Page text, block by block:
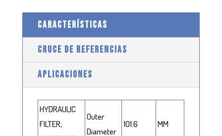
CARACTERÍSTICAS
CRUCE DE REFERENCIAS
APLICACIONES
HYDRAULIC
FILTER,
Outer
Diameter
101.6 MM